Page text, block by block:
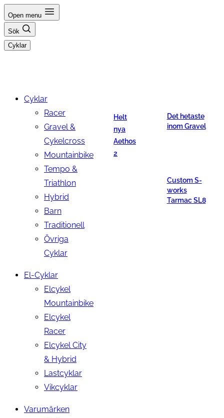
Hoppa
till
innehåll
Open menu
Sök
Cyklar
Cyklar
Racer
Gravel &
Cykelcross
Mountainbike
Tempo &
Triathlon
Hybrid
Barn
Traditionell
Övriga
Cyklar
El-Cyklar
Elcykel
Mountainbike
Elcykel
Racer
Elcykel City
& Hybrid
Lastcyklar
Vikcyklar
Varumärken
Helt
nya
Aethos
2
Det hetaste
inom Gravel
Custom S-
works
Tarmac SL8